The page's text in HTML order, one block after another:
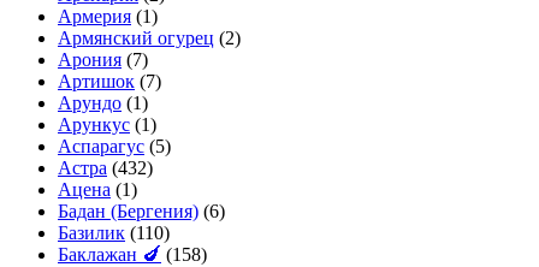
Армерия (1)
Армянский огурец (2)
Арония (7)
Артишок (7)
Арундо (1)
Арункус (1)
Аспарагус (5)
Астра (432)
Ацена (1)
Бадан (Бергения) (6)
Базилик (110)
Баклажан 🍆 (158)